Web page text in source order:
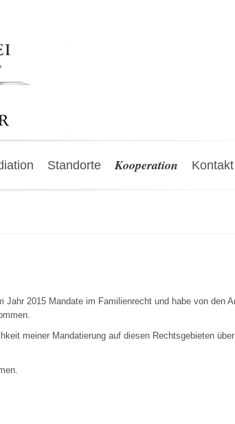
Standorte Kooperation Kontakt
2015 Mandate im Familienrecht und habe von den
meiner Mandatierung auf diesen Rechtsgebieten